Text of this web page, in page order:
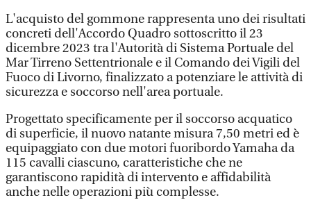
L'acquisto del gommone rappresenta uno dei risultati
concreti dell'Accordo Quadro sottoscritto il 23
dicembre 2023 tra l'Autorità di Sistema Portuale del
Mar Tirreno Settentrionale e il Comando dei Vigili del
Fuoco di Livorno, finalizzato a potenziare le attività di
sicurezza e soccorso nell'area portuale.
Progettato specificamente per il soccorso acquatico
di superficie, il nuovo natante misura 7,50 metri ed è
equipaggiato con due motori fuoribordo Yamaha da
115 cavalli ciascuno, caratteristiche che ne
garantiscono rapidità di intervento e affidabilità
anche nelle operazioni più complesse.